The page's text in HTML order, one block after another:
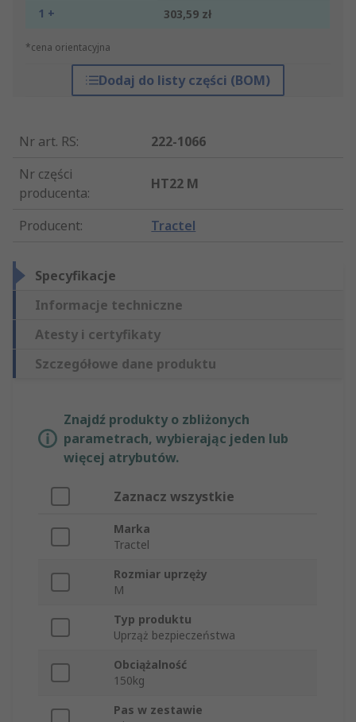
1 + 303,59 zł
*cena orientacyjna
Dodaj do listy części (BOM)
Nr art. RS:
222-1066
Nr części
producenta:
HT22 M
Producent: Tractel
Specyfikacje
Informacje techniczne
Atesty i certyfikaty
Szczegółowe dane produktu
Znajdź produkty o zbliżonych
parametrach, wybierając jeden lub
więcej atrybutów.
Zaznacz wszystkie
Marka
Tractel
Rozmiar uprzęży
M
Typ produktu
Uprząż bezpieczeństwa
Obciążalność
150kg
Pas w zestawie